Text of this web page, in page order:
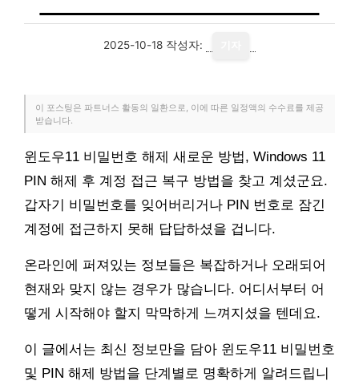
2025-10-18 작성자:
이 포스팅은 파트너스 활동의 일환으로, 이에 따른 일정액의 수수료를 제공
받습니다.
윈도우11 비밀번호 해제 새로운 방법, Windows 11
PIN 해제 후 계정 접근 복구 방법을 찾고 계셨군요.
갑자기 비밀번호를 잊어버리거나 PIN 번호로 잠긴
계정에 접근하지 못해 답답하셨을 겁니다.
온라인에 퍼져있는 정보들은 복잡하거나 오래되어
현재와 맞지 않는 경우가 많습니다. 어디서부터 어
떻게 시작해야 할지 막막하게 느껴지셨을 텐데요.
이 글에서는 최신 정보만을 담아 윈도우11 비밀번호
및 PIN 해제 방법을 단계별로 명확하게 알려드립니